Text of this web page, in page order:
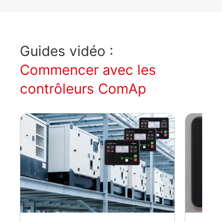
Guides vidéo :
Commencer avec les
contrôleurs ComAp